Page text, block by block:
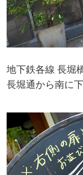
地下鉄各線 長堀
長堀通から南に